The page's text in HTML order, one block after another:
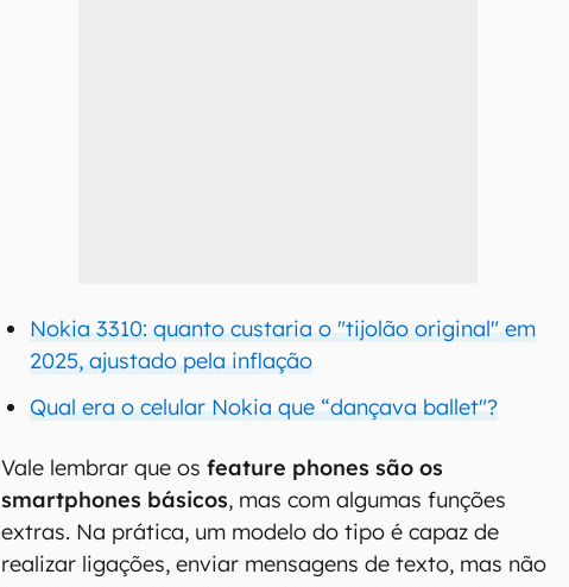
Nokia 3310: quanto custaria o "tijolão original" em
2025, ajustado pela inflação
Qual era o celular Nokia que “dançava ballet"?
Vale lembrar que osfeature phones são os
smartphones básicos, mas com algumas funções
extras. Na prática, um modelo do tipo é capaz de
realizar ligações, enviar mensagens de texto, mas não